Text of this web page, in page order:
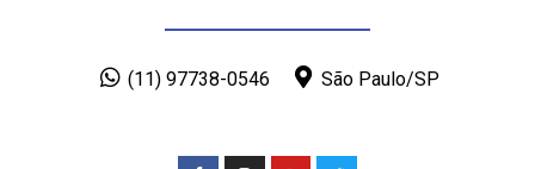
(11) 97738-0546 São Paulo/SP